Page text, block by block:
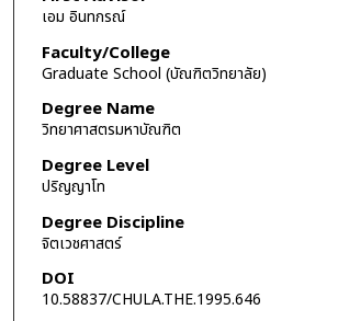
เอม อินทกรณ์
Faculty/College
Graduate School (บัณฑิตวิทยาลัย)
Degree Name
วิทยาศาสตรมหาบัณฑิต
Degree Level
ปริญญาโท
Degree Discipline
จิตเวชศาสตร์
DOI
10.58837/CHULA.THE.1995.646